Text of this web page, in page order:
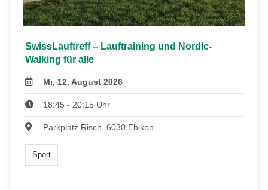
SwissLauftreff – Lauftraining und Nordic-
Walking für alle
Mi, 12. August 2026
18:45 - 20:15 Uhr
Parkplatz Risch, 6030 Ebikon
Sport